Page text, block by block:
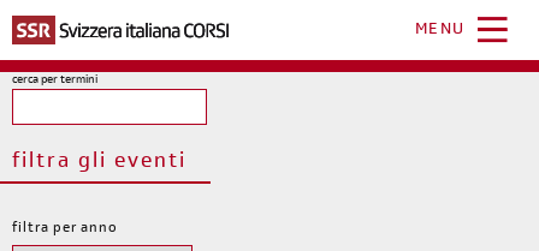
contenuto
principale
MENU
cerca per termini
filtra gli eventi
filtra per anno